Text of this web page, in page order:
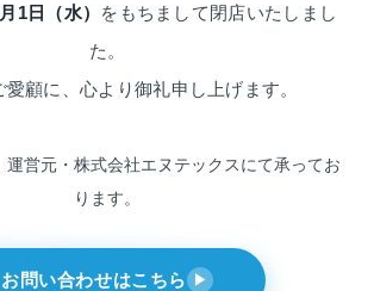
1日（水） をもちまして閉店いたしまし
た。
顧に、心より御礼申し上げます。
運営元・株式会社エヌテックスにて承ってお
ります。
お問い合わせはこちら ▶